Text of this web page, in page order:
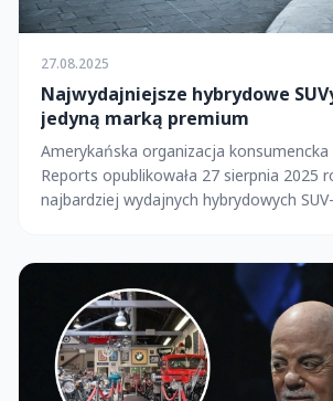
27.08.2025
Najwydajniejsze hybrydowe
jedyną marką premium
Amerykańska organizacja
Reports opublikowała 27 sierpnia 2025
najbardziej wydajnych hybrydowych